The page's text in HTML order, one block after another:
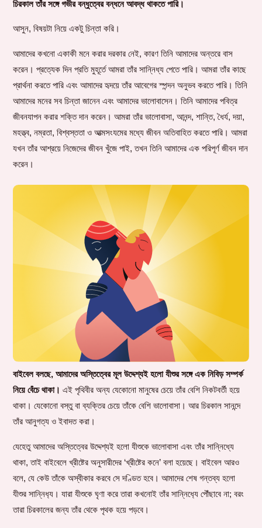
চিরকাল তাঁর সঙ্গে গভীর বন্ধুত্বের বন্ধনে আবদ্ধ থাকতে পারি।
আসুন, বিষয়টা নিয়ে একটু চিন্তা করি।
আমাদের কখনো একাকী মনে করার দরকার নেই, কারণ তিনি আমাদের অন্তরে বাস
করেন। প্রত্যেক দিন প্রতি মুহূর্তে আমরা তাঁর সান্নিধ্য পেতে পারি। আমরা তাঁর কাছে
প্রার্থনা করতে পারি এবং আমাদের হৃদয়ে তাঁর আবেগের স্পন্দন অনুভব করতে পারি। তিনি
আমাদের মনের সব চিন্তা জানেন এবং আমাদের ভালোবাসেন। তিনি আমাদের পবিত্র
জীবনযাপন করার শক্তি দান করেন। আমরা তাঁর ভালোবাসা, আনন্দ, শান্তি, ধৈর্য, দয়া,
মহত্ত্ব, নম্রতা, বিশ্বস্ততা ও আত্মসংযমের মধ্যে জীবন অতিবাহিত করতে পারি। আমরা
যখন তাঁর আশ্রয়ে নিজেদের জীবন খুঁজে পাই, তখন তিনি আমাদের এক পরিপূর্ণ জীবন দান
করেন।
বাইবেল বলছে, আমাদের অস্তিত্বের মূল উদ্দেশ্যই হলো যীশুর সঙ্গে এক নিবিড় সম্পর্ক
নিয়ে বেঁচে থাকা। এই পৃথিবীর অন্য যেকোনো মানুষের চেয়ে তাঁর বেশি নিকটবর্তী হয়ে
থাকা। যেকোনো বস্তু বা ব্যক্তির চেয়ে তাঁকে বেশি ভালোবাসা। আর চিরকাল সানন্দে
তাঁর আনুগত্য ও ইবাদত করা।
যেহেতু আমাদের অস্তিত্বের উদ্দেশ্যই হলো যীশুকে ভালোবাসা এবং তাঁর সান্নিধ্যে
থাকা, তাই বাইবেলে খ্রীষ্টের অনুসারীদের ‘খ্রীষ্টের কনে’ বলা হয়েছে। বাইবেল আরও
বলে, যে কেউ তাঁকে অস্বীকার করবে সে দণ্ডিত হবে। আমাদের শেষ গন্তব্য হলো
যীশুর সান্নিধ‍্য। যারা যীশুকে ঘৃণা করে তারা কখনোই তাঁর সান্নিধ‍্যে পৌঁছাবে না; বরং
তারা চিরকালের জন্য তাঁর থেকে পৃথক হয়ে পড়বে।